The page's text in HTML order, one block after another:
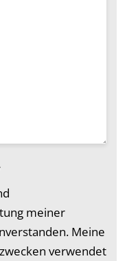
meiner
Meine
verwendet